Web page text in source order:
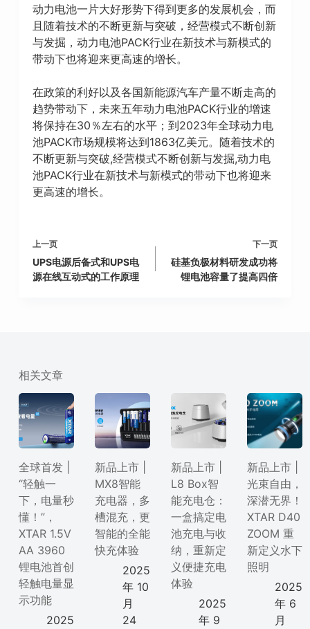
动力电池一片大好形势下得到更多的发展机会，而
且随着技术的不断更新与突破，经营模式不断创新
与发掘，动力电池PACK行业在新技术与新模式的
带动下也将迎来更高速的增长。
在政策的利好以及各国新能源汽车产量不断走高的
趋势带动下，未来五年动力电池PACK行业的增速
将保持在30％左右的水平；到2023年全球动力电
池PACK市场规模将达到1863亿美元。随着技术的
不断更新与突破,经营模式不断创新与发掘,动力电
池PACK行业在新技术与新模式的带动下也将迎来
更高速的增长。
上一页
UPS电源后备式和UPS电
源在线互动式的工作原理
下一页
硅基负极材料研发成功将
锂电池容量了提高四倍
相关文章
全球首发 |
“轻触一
下，电量秒
懂！”，
XTAR 1.5V
AA 3960
锂电池首创
轻触电量显
示功能
2025
新品上市 |
MX8智能
充电器，多
槽混充，更
智能的全能
快充体验
2025
年 10
月
24
新品上市 |
L8 Box智
能充电仓：
一盒搞定电
池充电与收
纳，重新定
义便捷充电
体验
2025
年 9
新品上市 |
光束自由，
深潜无界！
XTAR D40
ZOOM 重
新定义水下
照明
2025
年 6
月